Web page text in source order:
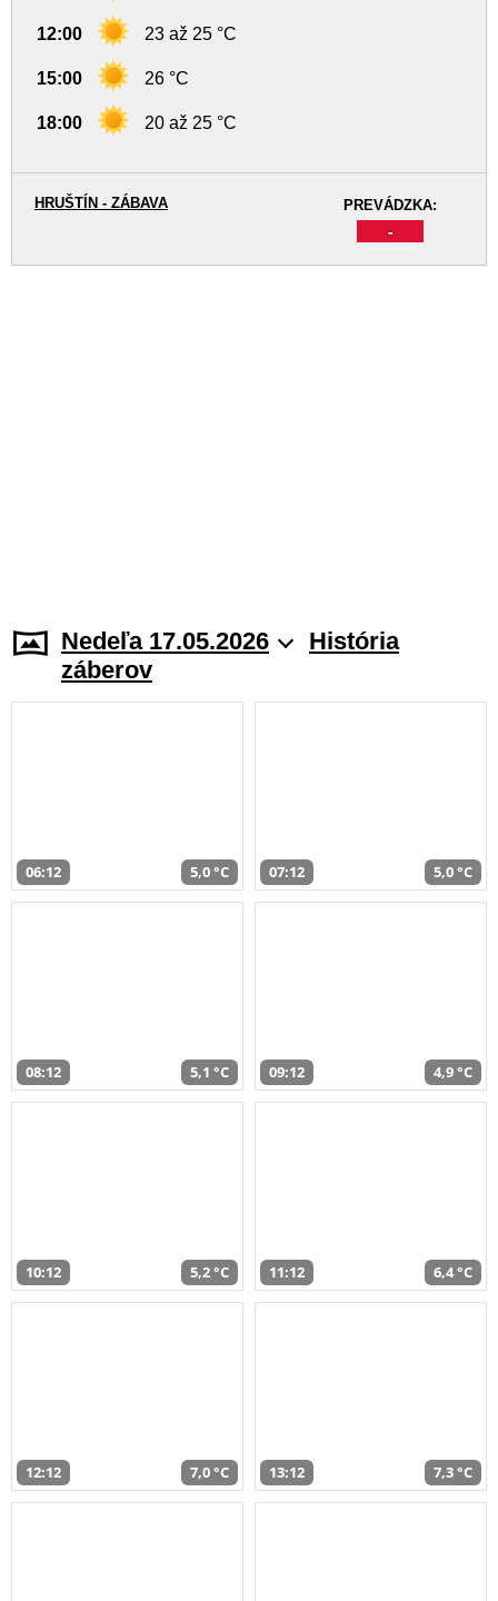
12:00 23 až 25 °C
15:00 26 °C
18:00 20 až 25 °C
PREVÁDZKA:
-
HRUŠTÍN - ZÁBAVA
Nedeľa 17.05.2026
História
záberov
06:12 5,0 °C 07:12 5,0 °C
08:12 5,1 °C 09:12 4,9 °C
10:12 5,2 °C 11:12 6,4 °C
12:12 7,0 °C 13:12 7,3 °C